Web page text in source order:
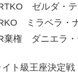
ゼルダ・テ
ミラベラ・
権 ダニエラ・
ト級王座決定戦